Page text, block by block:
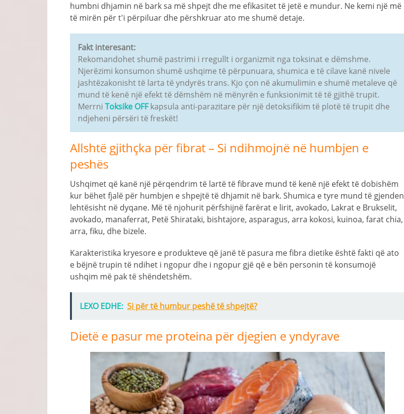
humbni dhjamin në bark sa më shpejt dhe me efikasitet të jetë e mundur. Ne kemi një më
të mirën për t'i përpiluar dhe përshkruar ato me shumë detaje.
Fakt interesant:
Rekomandohet shumë pastrimi i rregullt i organizmit nga toksinat e dëmshme.
Njerëzimi konsumon shumë ushqime të përpunuara, shumica e të cilave kanë nivele
jashtëzakonisht të larta të yndyrës trans. Kjo çon në akumulimin e shumë metaleve që
mund të kenë një efekt të dëmshëm në mënyrën e funksionimit të të gjithë trupit.
Merrni Toksike OFF kapsula anti-parazitare për një detoksifikim të plotë të trupit dhe
ndjeheni përsëri të freskët!
Allshtë gjithçka për fibrat – Si ndihmojnë në humbjen e
peshës
Ushqimet që kanë një përqendrim të lartë të fibrave mund të kenë një efekt të dobishëm
kur bëhet fjalë për humbjen e shpejtë të dhjamit në bark. Shumica e tyre mund të gjenden
lehtësisht në dyqane. Më të njohurit përfshijnë farërat e lirit, avokado, Lakrat e Brukselit,
avokado, manaferrat, Petë Shirataki, bishtajore, asparagus, arra kokosi, kuinoa, farat chia,
arra, fiku, dhe bizele.
Karakteristika kryesore e produkteve që janë të pasura me fibra dietike është fakti që ato
e bëjnë trupin të ndihet i ngopur dhe i ngopur gjë që e bën personin të konsumojë
ushqim më pak të shëndetshëm.
LEXO EDHE: Si për të humbur peshë të shpejtë?
Dietë e pasur me proteina për djegien e yndyrave